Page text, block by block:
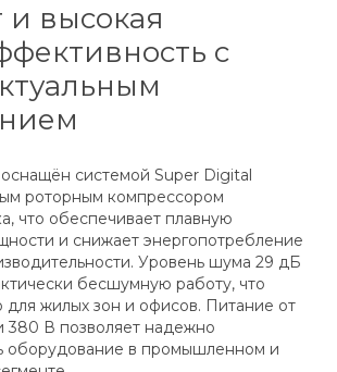
высокая
с
системой Super Digital
роторным компрессором
что обеспечивает плавную
и снижает энергопотребление
Уровень шума 29 дБ
бесшумную работу, что
жилых зон и офисов. Питание от
380 В позволяет надежно
оборудование в промышленном и